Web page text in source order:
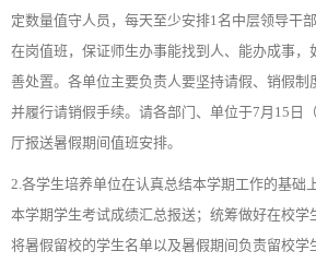
定数量值守人员，每天至少安排1名中层领导干
在岗值班，保证师生办事能找到人、能办成事，
善处置。各单位主要负责人要坚持请假、销假制
并履行请销假手续。请各部门、单位于7月15日
厅报送暑假期间值班安排。
2.各学生培养单位在认真总结本学期工作的基础
本学期学生考试成绩汇总报送；统筹做好在校学
将暑假留校的学生名单以及暑假期间负责留校学